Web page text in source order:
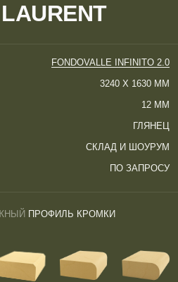
FONDOVALLE INFINITO 2.0
3240 Х 1630 ММ
12 ММ
ГЛЯНЕЦ
СКЛАД И ШОУРУМ
ПО ЗАПРОСУ
ПРОФИЛЬ КРОМКИ